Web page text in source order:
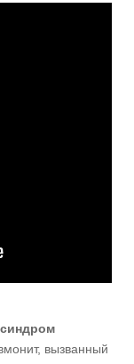
синдром
вызванный